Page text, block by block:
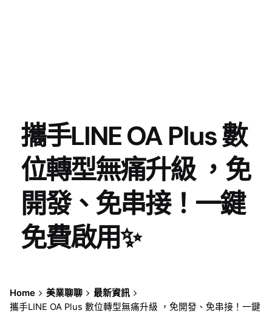
攜手LINE OA Plus 數
位轉型無痛升級 ，免
開發、免串接！一鍵
免費啟用✨
Home 美業聊聊
最新資訊
攜手LINE OA Plus 數位轉型無痛升級 ，免開發、免串接！一鍵